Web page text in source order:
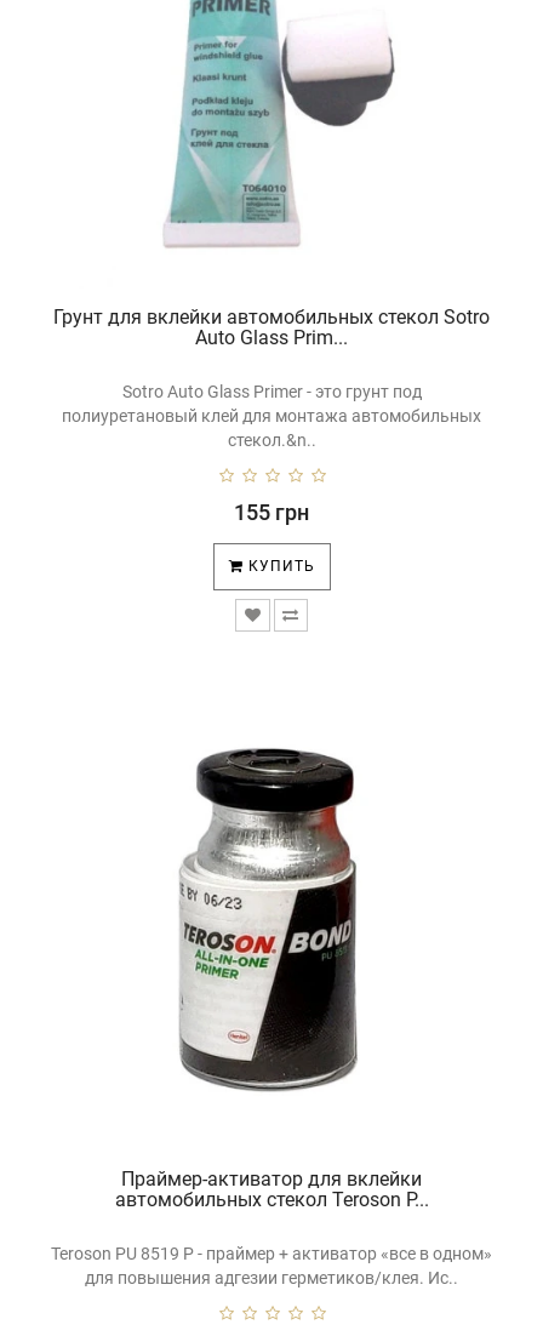
Грунт для вклейки автомобильных стекол Sotro
Auto Glass Prim...
Sotro Auto Glass Primer - это грунт под
полиуретановый клей для монтажа автомобильных
стекол.&n..
155 грн
КУПИТЬ
Праймер-активатор для вклейки
автомобильных стекол Teroson P...
Teroson PU 8519 P - праймер + активатор «все в одном»
для повышения адгезии герметиков/клея. Ис..